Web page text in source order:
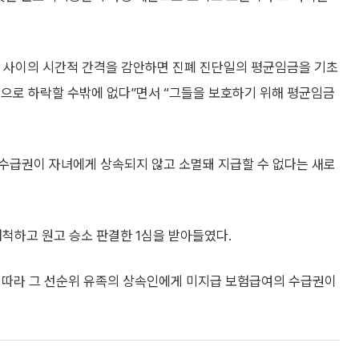
이의 시간적 간격을 감안하면 진폐 진단일의 평균임금을 기초
로 하락할 수밖에 없다”면서 “그들을 보호하기 위해 평균임금
권이 자녀에게 상속되지 않고 소멸돼 지급할 수 없다는 새로
하고 원고 승소 판결한 1심을 받아들였다.
라 그 선순위 유족의 상속인에게 미지급 보험급여의 수급권이